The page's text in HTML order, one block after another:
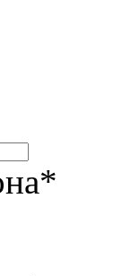
*